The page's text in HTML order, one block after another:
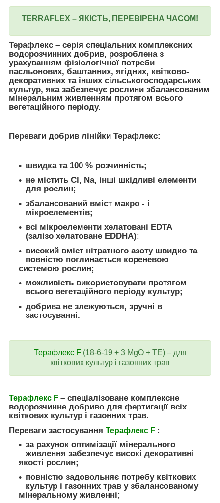
TERRAFLEX – ЯКІСТЬ, ПЕРЕВІРЕНА ЧАСОМ!
Терафлекс – серія спеціальних комплексних
водорозчинних добрив, розроблена з
урахуванням фізіологічної потреби
пасльонових, баштанних, ягідних, квітково-
декоративних та інших сільськогосподарських
культур, яка забезпечує рослини збалансованим
мінеральним живленням протягом всього
вегетаційного періоду.
Переваги добрив лінійки Терафлекс:
швидка та 100 % розчинність;
не містить Cl, Na, інші шкідливі елементи
для рослин;
збалансований вміст макро - і
мікроелементів;
всі мікроелементи хелатовані EDTA
(залізо хелатоване EDDHA);
високий вміст нітратного азоту швидко та
повністю поглинається кореневою
системою рослин;
можливість використовувати протягом
всього вегетаційного періоду культур;
добрива не злежуються, зручні в
застосуванні.
Терафлекс F(18-6-19 + 3 MgO + TЕ) – для
квіткових культур і газонних трав
Терафлекс F – спеціалізоване комплексне
водорозчинне добриво для фертигації всіх
квіткових культур і газонних трав.
Переваги застосування Терафлекс F :
за рахунок оптимізації мінерального
живлення забезпечує високі декоративні
якості рослин;
повністю задовольняє потребу квіткових
культур і газонних трав у збалансованому
мінеральному живленні;